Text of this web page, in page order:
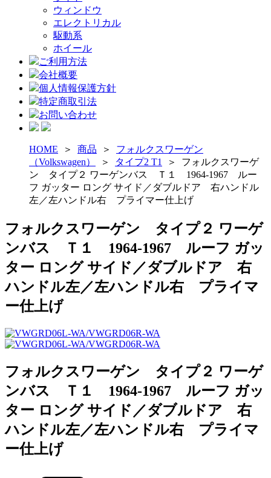
ウィンドウ
エレクトリカル
駆動系
ホイール
ご利用方法
会社概要
個人情報保護方針
特定商取引法
お問い合わせ
HOME ＞ 商品 ＞ フォルクスワーゲン
（Volkswagen）
＞ タイプ2 T1 ＞ フォルクスワーゲ
ン タイプ２ ワーゲンバス Ｔ１ 1964-1967 ルー
フ ガッター ロング サイド／ダブルドア 右ハンドル
左／左ハンドル右 プライマー仕上げ
フォルクスワーゲン タイプ２ ワーゲ
ンバス Ｔ１ 1964-1967 ルーフ ガッ
ター ロング サイド／ダブルドア 右
ハンドル左／左ハンドル右 プライマ
ー仕上げ
フォルクスワーゲン タイプ２ ワーゲ
ンバス Ｔ１ 1964-1967 ルーフ ガッ
ター ロング サイド／ダブルドア 右
ハンドル左／左ハンドル右 プライマ
ー仕上げ